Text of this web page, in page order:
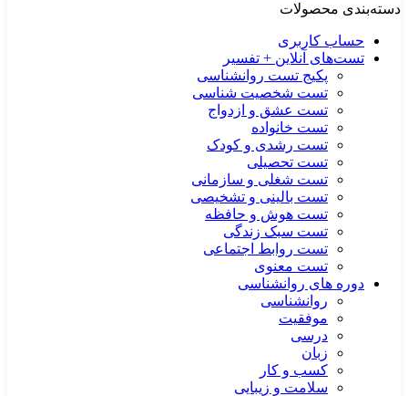
دسته‌بندی محصولات
حساب کاربری
تست‌های آنلاین + تفسیر
پکیج تست روانشناسی
تست شخصیت شناسی
تست عشق و ازدواج
تست خانواده
تست رشدی و کودک
تست تحصیلی
تست شغلی و سازمانی
تست بالینی و تشخیصی
تست هوش و حافظه
تست سبک زندگی
تست روابط اجتماعی
تست معنوی
دوره های روانشناسی
روانشناسی
موفقیت
درسی
زبان
کسب و کار
سلامت و زیبایی